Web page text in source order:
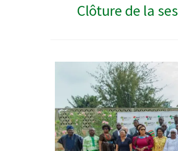
Clôture de la